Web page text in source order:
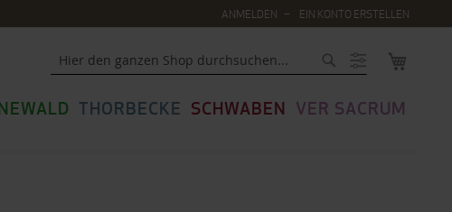
ANMELDEN EIN KONTO ERSTELLEN
THORBECKE SCHWABEN VER SACRUM